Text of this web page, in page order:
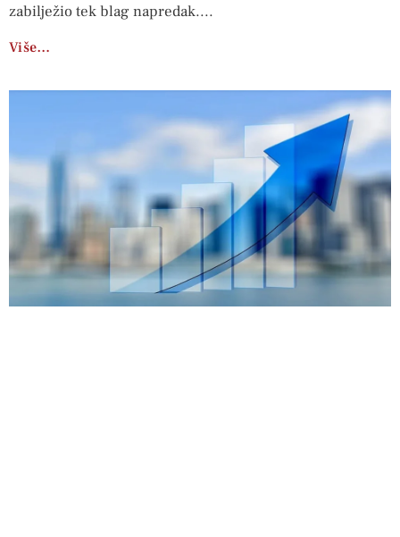
zabilježio tek blag napredak.
Više…